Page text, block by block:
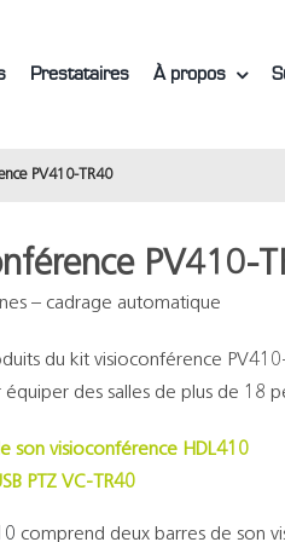
Prestataires À propos
PV410-TR40
PV410-
– cadrage automatique
du kit visioconférence
des salles de plus de 18
son visioconférence HDL410
PTZ VC-TR40
comprend deux barres de son